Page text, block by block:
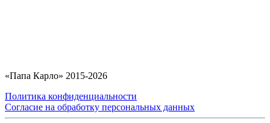
«Папа Карло» 2015-2026
Политика конфиденциальности
Согласие на обработку персональных данных